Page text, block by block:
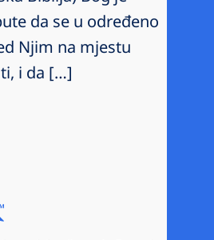
da se u određeno
Njim na mjestu
i da […]